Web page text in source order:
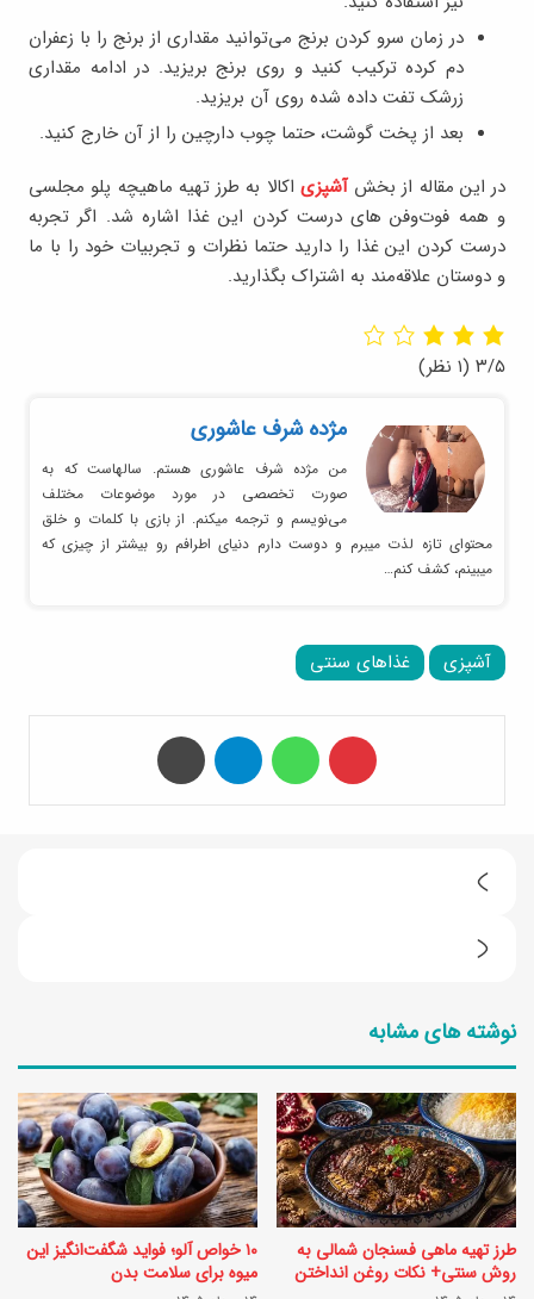
در زمان سرو کردن برنج می‌توانید مقداری از برنج را با زعفران
دم کرده ترکیب کنید و روی برنج بریزید. در ادامه مقداری
زرشک تفت داده شده روی آن بریزید.
بعد از پخت گوشت، حتما چوب دارچین را از آن خارج کنید.
در این مقاله از بخشآشپزی اکالا به طرز تهیه ماهیچه پلو مجلسی
و همه فوت‌وفن های درست کردن این غذا اشاره شد. اگر تجربه
درست کردن این غذا را دارید حتما نظرات و تجربیات خود را با ما
و دوستان علاقه‌مند به اشتراک بگذارید.
۳/۵ (۱ نظر)
مژده شرف عاشوری
من مژده شرف عاشوری هستم. سالهاست که به
صورت تخصصی در مورد موضوعات مختلف
می‌نویسم و ترجمه میکنم. از بازی با کلمات و خلق
محتوای تازه لذت میبرم و دوست دارم دنیای اطرافم رو بیشتر از چیزی که
میبینم، کشف کنم…
آشپزی غذاهای سنتی
7
ر
ف
ن
د
ط
ل
ا
ی
ه
ک
و
ز
ا
نوشته های مشابه
طرز تهیه ماهی فسنجان شمالی به
روش سنتی+ نکات روغن انداختن
۱۰ خواص آلو؛ فواید شگفت‌انگیز این
میوه برای سلامت بدن